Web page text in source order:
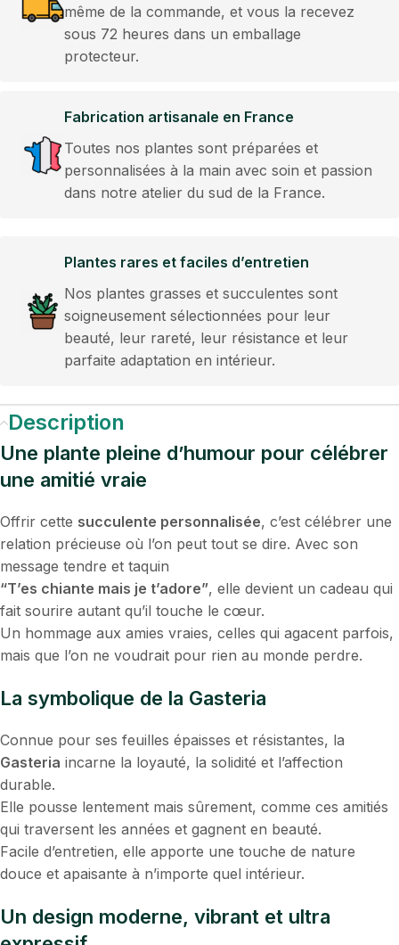
même de la commande, et vous la recevez
sous 72 heures dans un emballage
protecteur.
Fabrication artisanale en France
Toutes nos plantes sont préparées et
personnalisées à la main avec soin et passion
dans notre atelier du sud de la France.
Plantes rares et faciles d’entretien
Nos plantes grasses et succulentes sont
soigneusement sélectionnées pour leur
beauté, leur rareté, leur résistance et leur
parfaite adaptation en intérieur.
Description
Une plante pleine d’humour pour célébrer
une amitié vraie
Offrir cette succulente personnalisée, c’est célébrer une
relation précieuse où l’on peut tout se dire. Avec son
message tendre et taquin
“T’es chiante mais je t’adore”, elle devient un cadeau qui
fait sourire autant qu’il touche le cœur.
Un hommage aux amies vraies, celles qui agacent parfois,
mais que l’on ne voudrait pour rien au monde perdre.
La symbolique de la Gasteria
Connue pour ses feuilles épaisses et résistantes, la
Gasteria incarne la loyauté, la solidité et l’affection
durable.
Elle pousse lentement mais sûrement, comme ces amitiés
qui traversent les années et gagnent en beauté.
Facile d’entretien, elle apporte une touche de nature
douce et apaisante à n’importe quel intérieur.
Un design moderne, vibrant et ultra